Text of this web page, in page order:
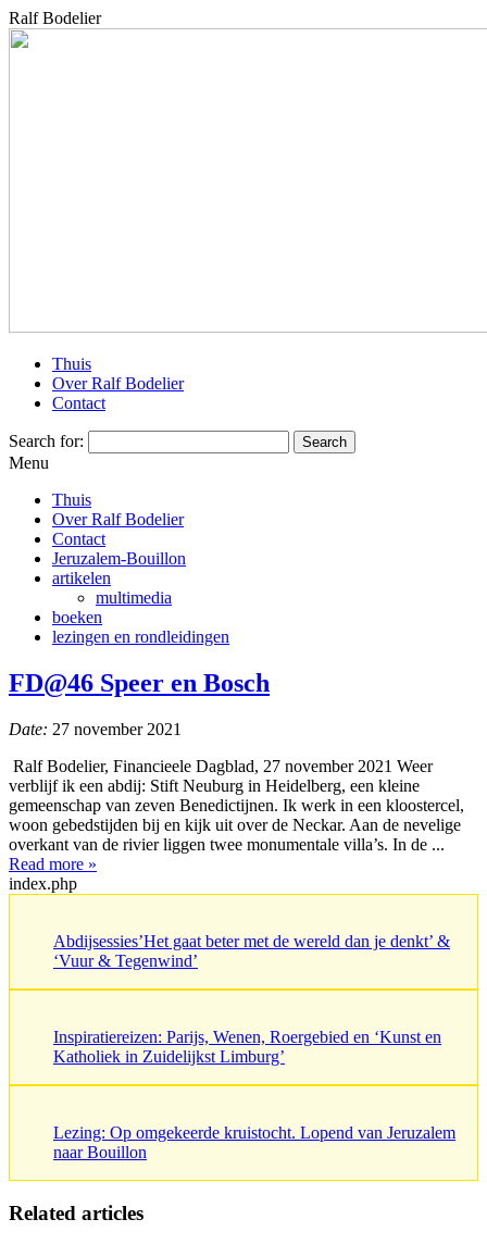
Ralf Bodelier
Thuis
Over Ralf Bodelier
Contact
Search for:
Menu
Thuis
Over Ralf Bodelier
Contact
Jeruzalem-Bouillon
artikelen
multimedia
boeken
lezingen en rondleidingen
FD@46 Speer en Bosch
Date: 27 november 2021
Ralf Bodelier, Financieele Dagblad, 27 november 2021 Weer
verblijf ik een abdij: Stift Neuburg in Heidelberg, een kleine
gemeenschap van zeven Benedictijnen. Ik werk in een kloostercel,
woon gebedstijden bij en kijk uit over de Neckar. Aan de nevelige
overkant van de rivier liggen twee monumentale villa’s. In de ...
Read more »
index.php
Abdijsessies’Het gaat beter met de wereld dan je denkt’ &
‘Vuur & Tegenwind’
Inspiratiereizen: Parijs, Wenen, Roergebied en ‘Kunst en
Katholiek in Zuidelijkst Limburg’
Lezing: Op omgekeerde kruistocht. Lopend van Jeruzalem
naar Bouillon
Related articles